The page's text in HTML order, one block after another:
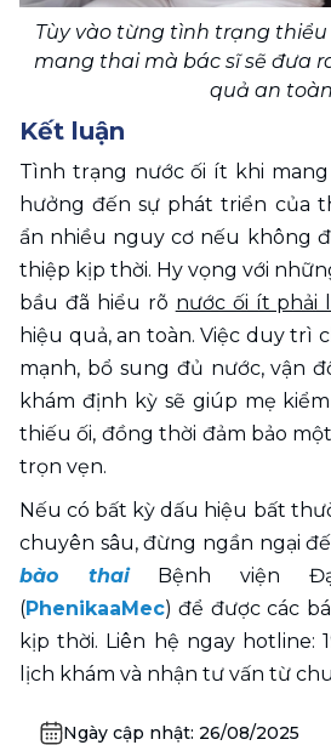
Tùy vào từng tình trạng
mang thai mà bác sĩ sẽ đưa
quả an toàn
Kết luận
Tình trạng nước ối ít khi
hưởng đến sự phát triển của
ẩn nhiều nguy cơ nếu không
thiệp kịp thời. Hy vọng với
bầu đã hiểu rõ nước ối ít phải
hiệu quả, an toàn. Việc duy trì
mạnh, bổ sung đủ nước, vận
khám định kỳ sẽ giúp mẹ
thiếu ối, đồng thời đảm bảo
trọn vẹn.
Nếu có bất kỳ dấu hiệu bất
chuyên sâu, đừng ngần ngại
bào thai Bệnh viện Đại
(PhenikaaMec) để được các
kịp thời. Liên hệ ngay hotline:
lịch khám và nhận tư vấn từ
Ngày cập nhật: 26/08/2025